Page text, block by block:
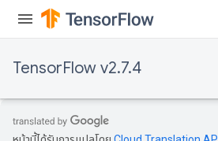
TensorFlow v2.7.4